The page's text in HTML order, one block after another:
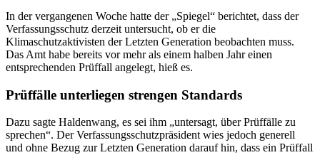
In der vergangenen Woche hatte der „Spiegel“ berichtet, dass der
Verfassungsschutz derzeit untersucht, ob er die
Klimaschutzaktivisten der Letzten Generation beobachten muss.
Das Amt habe bereits vor mehr als einem halben Jahr einen
entsprechenden Prüffall angelegt, hieß es.
Prüffälle unterliegen strengen Standards
Dazu sagte Haldenwang, es sei ihm „untersagt, über Prüffälle zu
sprechen“. Der Verfassungsschutzpräsident wies jedoch generell
und ohne Bezug zur Letzten Generation darauf hin, dass ein Prüffall